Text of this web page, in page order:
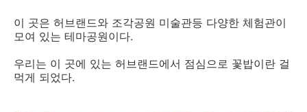
이 곳은 허브랜드와 조각공원 미술관등 다양한 체험관이
모여 있는 테마공원이다.
우리는 이 곳에 있는 허브랜드에서 점심으로 꽃밥이란 걸
먹게 되었다.